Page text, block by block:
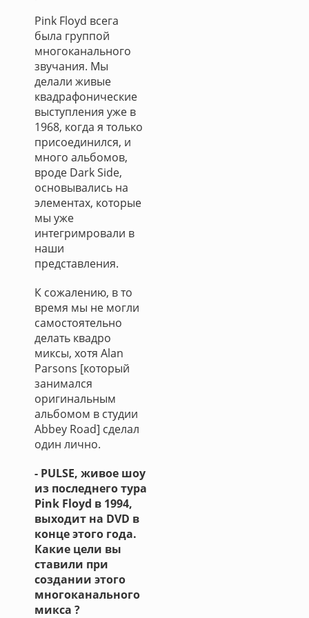
Pink Floyd всега
была группой
многоканального
звучания. Мы
делали живые
квадрафонические
выступления уже в
1968, когда я только
присоединился, и
много альбомов,
вроде Dark Side,
основывались на
элементах, которые
мы уже
интегримровали в
наши
представления.
К сожалению, в то
время мы не могли
самостоятельно
делать квадро
миксы, хотя Alan
Parsons [который
занимался
оригинальным
альбомом в студии
Abbey Road] сделал
один лично.
- PULSE, живое шоу
из последнего тура
Pink Floyd в 1994,
выходит на DVD в
конце этого года.
Какие цели вы
ставили при
создании этого
многоканального
микса ?